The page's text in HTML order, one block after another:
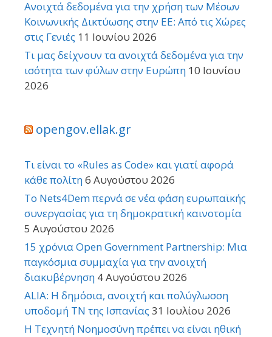
Ανοιχτά δεδομένα για την χρήση των Μέσων
Κοινωνικής Δικτύωσης στην ΕΕ: Από τις Χώρες
στις Γενιές 11 Ιουνίου 2026
Τι μας δείχνουν τα ανοιχτά δεδομένα για την
ισότητα των φύλων στην Ευρώπη 10 Ιουνίου
2026
opengov.ellak.gr
Τι είναι το «Rules as Code» και γιατί αφορά
κάθε πολίτη6 Αυγούστου 2026
Το Nets4Dem περνά σε νέα φάση ευρωπαϊκής
συνεργασίας για τη δημοκρατική καινοτομία
5 Αυγούστου 2026
15 χρόνια Open Government Partnership: Μια
παγκόσμια συμμαχία για την ανοιχτή
διακυβέρνηση 4 Αυγούστου 2026
ALIA: Η δημόσια, ανοιχτή και πολύγλωσση
υποδομή ΤΝ της Ισπανίας 31 Ιουλίου 2026
Η Τεχνητή Νοημοσύνη πρέπει να είναι ηθική